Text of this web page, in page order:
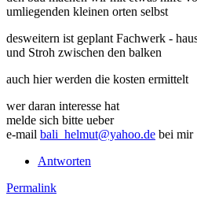
umliegenden kleinen orten selbst
desweitern ist geplant Fachwerk -
und Stroh zwischen den balken
auch hier werden die kosten ermittelt
wer daran interesse hat
melde sich bitte ueber
e-mail bali_helmut@yahoo.de bei mir
Antworten
Permalink